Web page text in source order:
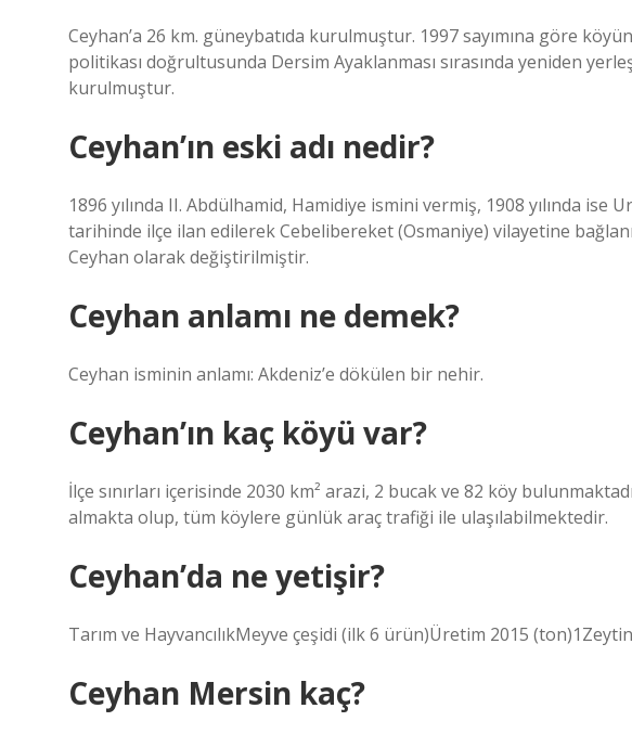
Ceyhan’a 26 km. güneybatıda kurulmuştur. 1997 sayımına göre
politikası doğrultusunda Dersim Ayaklanması sırasında yeniden
kurulmuştur.
Ceyhan’ın eski adı nedir?
1896 yılında II. Abdülhamid, Hamidiye ismini vermiş, 1908 yılında ise
tarihinde ilçe ilan edilerek Cebelibereket (Osmaniye) vilayetine
Ceyhan olarak değiştirilmiştir.
Ceyhan anlamı ne demek?
Ceyhan isminin anlamı: Akdeniz’e dökülen bir nehir.
Ceyhan’ın kaç köyü var?
İlçe sınırları içerisinde 2030 km² arazi, 2 bucak ve 82 köy
almakta olup, tüm köylere günlük araç trafiği ile ulaşılabilmektedir.
Ceyhan’da ne yetişir?
Tarım ve HayvancılıkMeyve çeşidi (ilk 6 ürün)Üretim 2015
Ceyhan Mersin kaç?